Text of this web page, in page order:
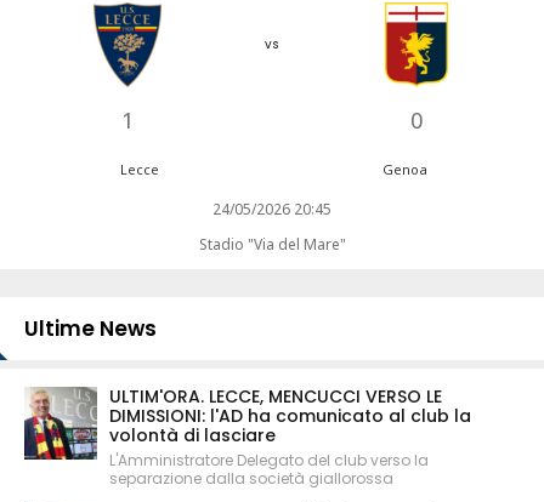
1
vs
0
Lecce Genoa
24/05/2026 20:45
Stadio "Via del Mare"
Ultime News
ULTIM'ORA. LECCE, MENCUCCI VERSO LE
DIMISSIONI: l'AD ha comunicato al club la
volontà di lasciare
L'Amministratore Delegato del club verso la
separazione dalla società giallorossa